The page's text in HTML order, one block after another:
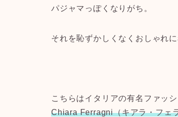
パジャマっぽくなりがち。
それを恥ずかしくなくおしゃれ
こちらはイタリアの有名ファッ
Chiara Ferragni（キアラ・フェ